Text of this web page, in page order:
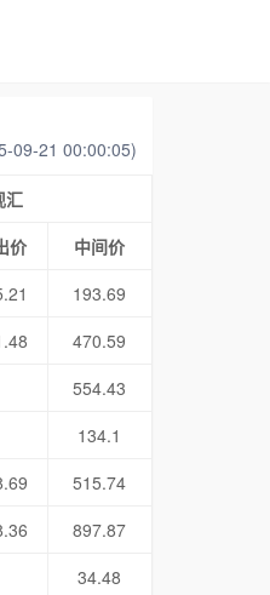
09-21 00:00:05)
汇
价
中间价
193.69
470.59
554.43
134.1
515.74
897.87
34.48